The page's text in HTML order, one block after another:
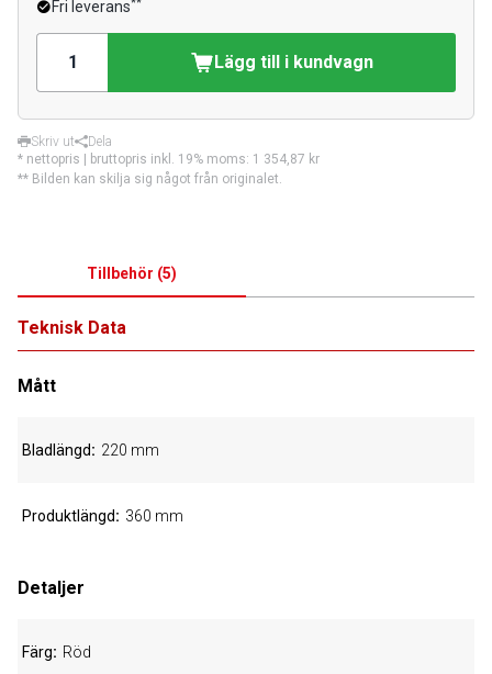
Fri leverans
Lägg till i kundvagn
Skriv ut
Dela
* nettopris | bruttopris inkl. 19% moms: 1 354,87 kr
** Bilden kan skilja sig något från originalet.
Tillbehör (5)
Teknisk Data
Mått
Bladlängd 220 mm
Produktlängd 360 mm
Detaljer
Färg Röd